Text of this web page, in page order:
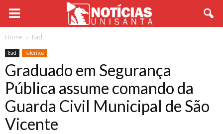
Home Ead
Ead Talentos
Graduado em Segurança
Pública assume comando da
Guarda Civil Municipal de São
Vicente